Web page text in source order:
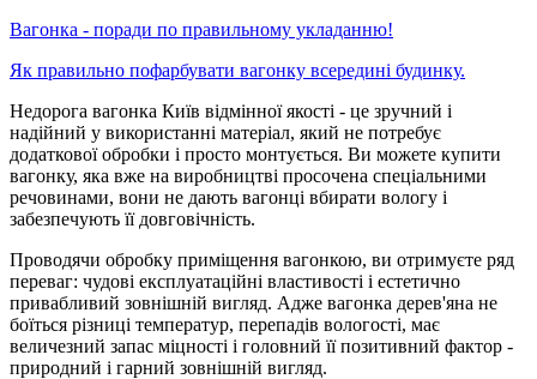
Вагонка - поради по правильному укладанню!
Як правильно пофарбувати вагонку всередині будинку.
Недорога вагонка Київ відмінної якості - це зручний і
надійний у використанні матеріал, який не потребує
додаткової обробки і просто монтується. Ви можете купити
вагонку, яка вже на виробництві просочена спеціальними
речовинами, вони не дають вагонці вбирати вологу і
забезпечують її довговічність.
Проводячи обробку приміщення вагонкою, ви отримуєте ряд
переваг: чудові експлуатаційні властивості і естетично
привабливий зовнішній вигляд. Адже вагонка дерев'яна не
боїться різниці температур, перепадів вологості, має
величезний запас міцності і головний її позитивний фактор -
природний і гарний зовнішній вигляд.